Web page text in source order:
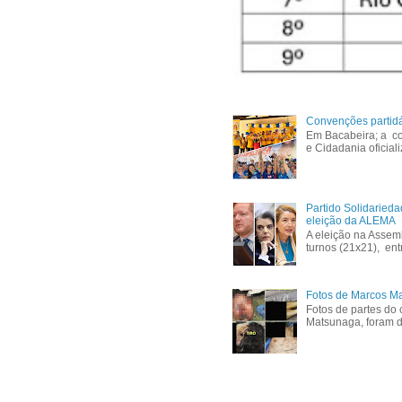
Convenções
Em Bacabeira; a
e Cidadania
Partido
eleição da ALEMA
A eleição na
turnos (21x21),
Fotos de Marcos
Fotos de partes do
Matsunaga, foram